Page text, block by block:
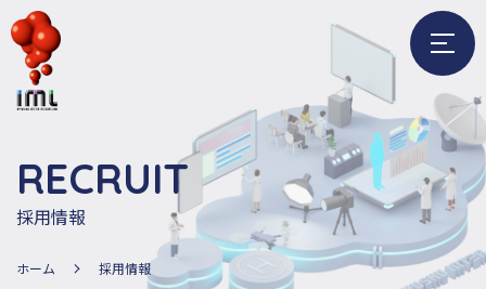
ニ
ュ
ー
を
開
RECRUIT
採用情報
ホーム 採用情報